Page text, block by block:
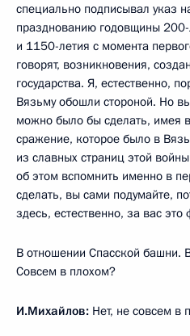
специально подписывал указ
празднованию годовщины
и 1150-летия с момента
говорят, возникновения,
государства. Я, естественно,
Вязьму обошли стороной. Но
можно было бы сделать, имея в
сражение, которое было в
из славных страниц этой
об этом вспомнить именно в
сделать, вы сами подумайте,
здесь, естественно, за вас это
В отношении Спасской башни.
Совсем в плохом?
И.Михайлов: Нет, не совсем в